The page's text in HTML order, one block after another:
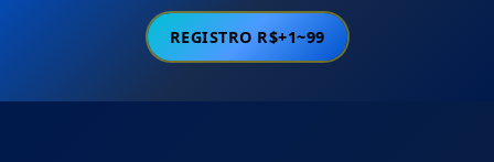
REGISTRO R$+1~99